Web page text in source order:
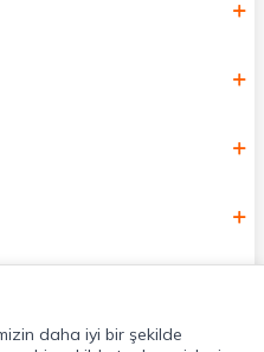
daha iyi bir şekilde